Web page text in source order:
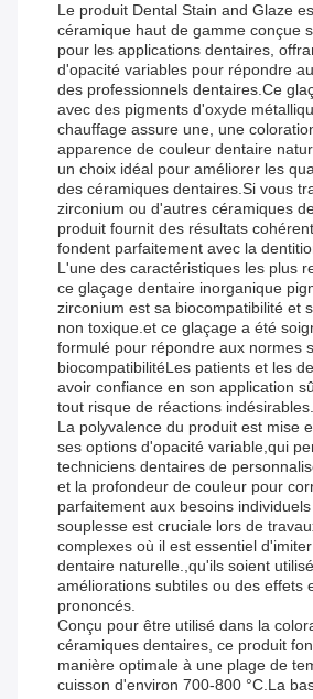
Le produit Dental Stain and Glaze
céramique haut de gamme conçue
pour les applications dentaires,
d'opacité variables pour répondre
des professionnels dentaires.Ce
avec des pigments d'oxyde
chauffage assure une, une
apparence de couleur dentaire
un choix idéal pour améliorer les
des céramiques dentaires.Si vous
zirconium ou d'autres céramiques
produit fournit des résultats
fondent parfaitement avec la
L'une des caractéristiques les plus
ce glaçage dentaire inorganique
zirconium est sa biocompatibilité et
non toxique.et ce glaçage a été
formulé pour répondre aux normes
biocompatibilitéLes patients et les
avoir confiance en son application
tout risque de réactions indésirables.
La polyvalence du produit est mise
ses options d'opacité variable,qui
techniciens dentaires de
et la profondeur de couleur pour
parfaitement aux besoins
souplesse est cruciale lors de
complexes où il est essentiel
dentaire naturelle.,qu'ils soient
améliorations subtiles ou des effets
prononcés.
Conçu pour être utilisé dans la
céramiques dentaires, ce produit
manière optimale à une plage de
cuisson d'environ 700-800 °C.La